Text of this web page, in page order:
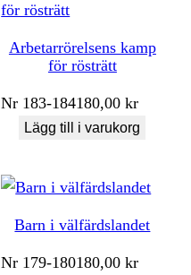
Arbetarrörelsens kamp
för rösträtt
Nr 183-184180,00kr
Lägg till i varukorg
Barn i välfärdslandet
Nr 179-180180,00kr